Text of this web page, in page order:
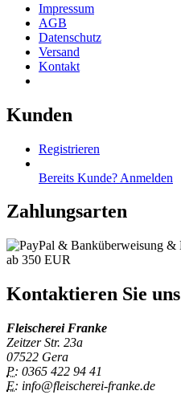
Impressum
AGB
Datenschutz
Versand
Kontakt
Kunden
Registrieren
Bereits Kunde? Anmelden
Zahlungsarten
Kontaktieren Sie uns
Fleischerei Franke
Zeitzer Str. 23a
07522 Gera
P: 0365 422 94 41
E: info@fleischerei-franke.de